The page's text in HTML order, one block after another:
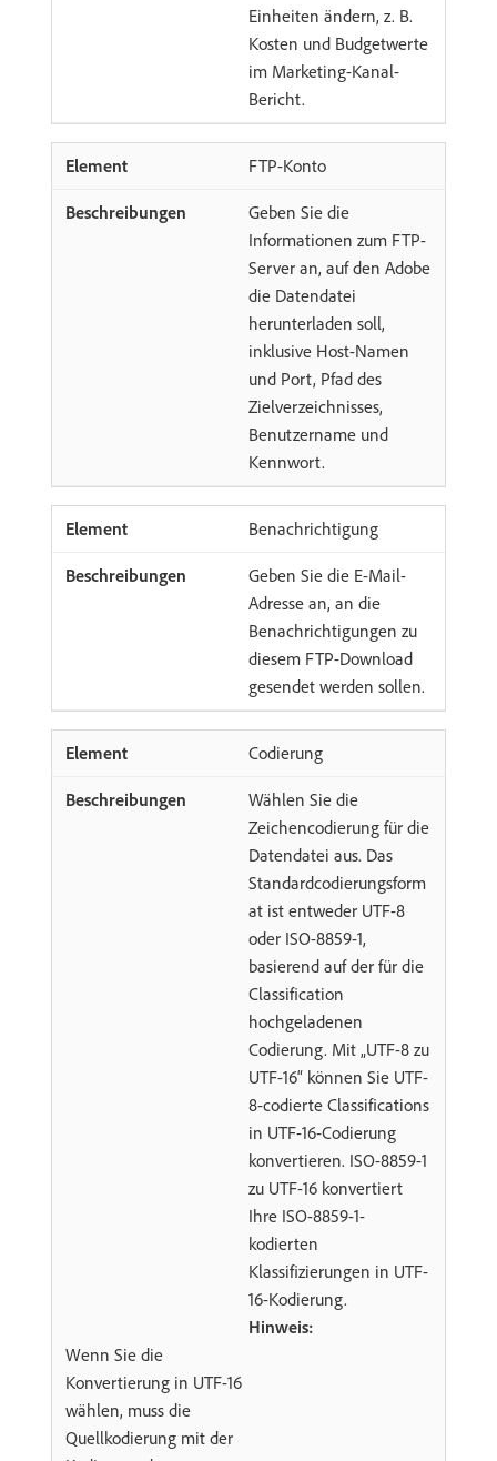
Einheiten ändern, z. B.
Kosten und Budgetwerte
im Marketing-Kanal-
Bericht.
FTP-Konto
Geben Sie die
Informationen zum FTP-
Server an, auf den Adobe
die Datendatei
herunterladen soll,
inklusive Host-Namen
und Port, Pfad des
Zielverzeichnisses,
Benutzername und
Kennwort.
Benachrichtigung
Geben Sie die E-Mail-
Adresse an, an die
Benachrichtigungen zu
diesem FTP-Download
gesendet werden sollen.
Codierung
Wählen Sie die
Zeichencodierung für die
Datendatei aus. Das
Standardcodierungsform
at ist entweder UTF-8
oder ISO-8859-1,
basierend auf der für die
Classification
hochgeladenen
Codierung. Mit „UTF-8 zu
UTF-16“ können Sie UTF-
8-codierte Classifications
in UTF-16-Codierung
konvertieren. ISO-8859-1
zu UTF-16 konvertiert
Ihre ISO-8859-1-
kodierten
Klassifizierungen in UTF-
16-Kodierung.
Hinweis:
Wenn Sie die
Konvertierung in UTF-16
wählen, muss die
Quellkodierung mit der